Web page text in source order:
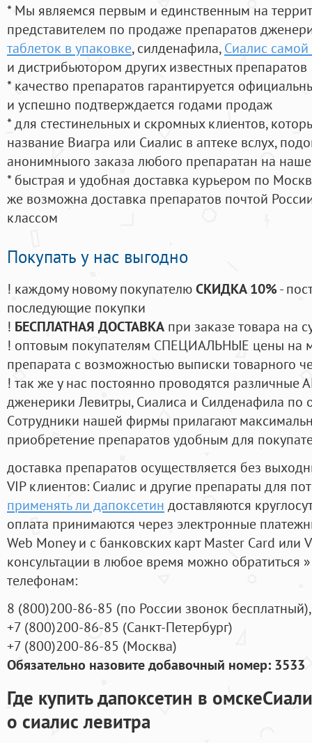
* Мы являемся первым и единственным на
представителем по продаже препаратов
таблеток в упаковке, силденафила, Сиалис
и дистрибьютором других известных препаратов
* качество препаратов гарантируется
и успешно подтверждается годами продаж
* для стестинельных и скромных клиентов,
название Виагра или Сиалис в аптеке вслух,
анонимныого заказа любого препаратан на
* быстрая и удобная доставка курьером по
же возможна доставка препаратов почтой
классом
Покупать у нас выгодно
! каждому новому покупателюСКИДКА 10%-
последующие покупки
! БЕСПЛАТНАЯ ДОСТАВКА при заказе товара на
! оптовым покупателям СПЕЦИАЛЬНЫЕ цены на
препарата с возможностью выписки товарного
! так же у нас постоянно проводятся
дженерики Левитры, Сиалиса и Силденафила по
Cотрудники нашей фирмы прилагают
приобретение препаратов удобным для
доставка препаратов осуществляется без
VIP клиентов: Сиалис и другие препараты для
применять ли дапоксетин доставляются
оплата принимаются через электронные
Web Money и с банковских карт Master Card или
консультации в любое время можно обратиться
телефонам:
8 (800)200-86-85 (по России звонок бесплатный),
+7 (800)200-86-85 (Санкт-Петербург)
+7 (800)200-86-85 (Москва)
Обязательно назовите добавочный номер: 3533
Где купить дапоксетин в
о сиалис левитра